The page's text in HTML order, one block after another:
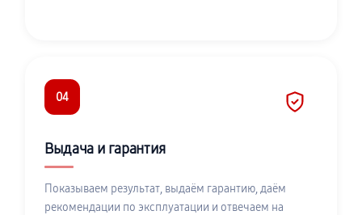
04
Выдача и гарантия
Показываем результат, выдаём гарантию, даём
рекомендации по эксплуатации и отвечаем на